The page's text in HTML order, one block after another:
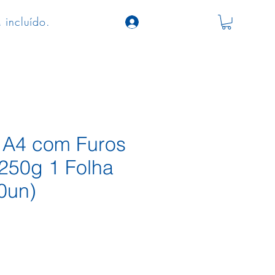
incluído.
com Furos
1 Folha